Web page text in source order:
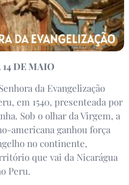
DE MAIO
da Evangelização
em 1540, presenteada por
Sob o olhar da Virgem, a
americana ganhou força
no continente,
que vai da Nicarágua
Peru.